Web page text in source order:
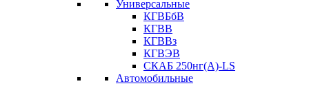
Универсальные
КГВБбВ
КГВВ
КГВВз
КГВЭВ
СКАБ 250нг(А)-LS
Автомобильные